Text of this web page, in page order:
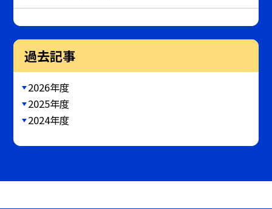
過去記事
2026年度
2025年度
2024年度